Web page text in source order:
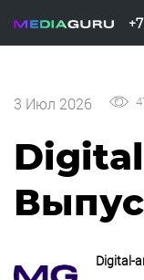
3 Июл 2026
Digital-